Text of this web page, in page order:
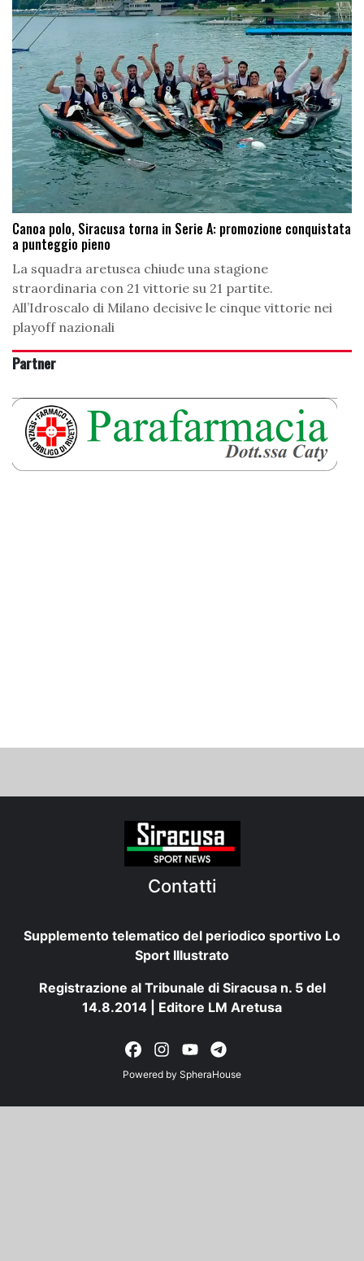
Canoa polo, Siracusa torna in Serie A: promozione conquistata
a punteggio pieno
La squadra aretusea chiude una stagione
straordinaria con 21 vittorie su 21 partite.
All’Idroscalo di Milano decisive le cinque vittorie nei
playoff nazionali
Partner
Contatti
Supplemento telematico del periodico sportivo Lo
Sport Illustrato
Registrazione al Tribunale di Siracusa n. 5 del
14.8.2014 | Editore LM Aretusa
Powered by SpheraHouse